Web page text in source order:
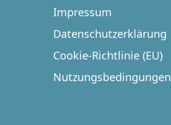
Impressum
Datenschutzerklärung
Cookie-Richtlinie (EU)
Nutzungsbedingungen